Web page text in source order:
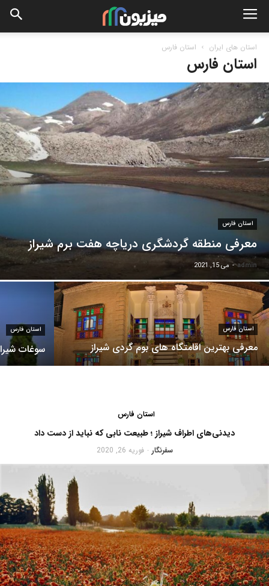
استان های ایران استان فارس
استان فارس
استان فارس
معرفی منطقه گردشگری دریاچه هفت برم شیراز
admin
- می 15, 2021
استان فارس
معرفی بهترین اقامتگاه های بوم گردی شیراز
استان فارس
سوغات
استان فارس
دیدنی‌های اطراف شیراز ؛ طبیعت نابی که نباید از دست داد
سفرنگار - فوریه 26, 2020